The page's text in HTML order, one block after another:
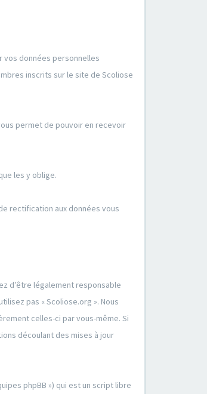
vos données personnelles
inscrits sur le site de Scoliose
permet de pouvoir en recevoir
les y oblige.
rectification aux données vous
d’être légalement responsable
pas « Scoliose.org ». Nous
celles-ci par vous-même. Si
découlant des mises à jour
phpBB ») qui est un script libre